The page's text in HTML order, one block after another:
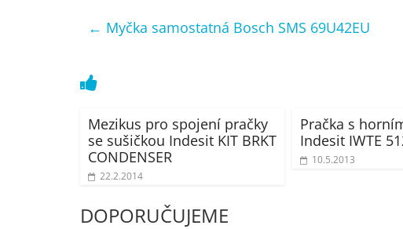
OK,
televize,
mobilní
telefony,
kávovary,
bazény
← Myčka samostatná Bosch SMS 69U42EU
Mezikus pro spojení pračky
se sušičkou Indesit KIT BRKT
CONDENSER
22.2.2014
Pračka s
Indesit IWTE
10.5.2013
DOPORUČUJEME